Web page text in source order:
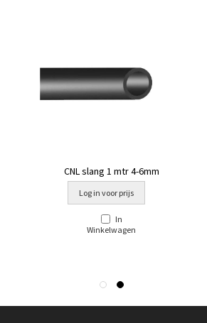
CNL slang 1 mtr 4-6mm
Log in voor prijs
In
Winkelwagen